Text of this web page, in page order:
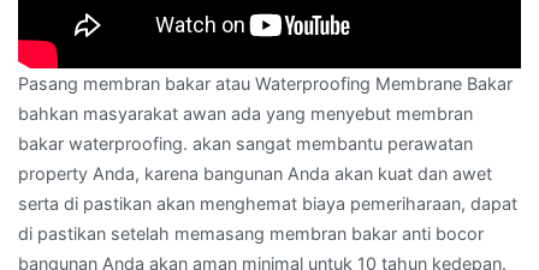
Pasang membran bakar atau Waterproofing Membrane Bakar
bahkan masyarakat awan ada yang menyebut membran
bakar waterproofing. akan sangat membantu perawatan
property Anda, karena bangunan Anda akan kuat dan awet
serta di pastikan akan menghemat biaya pemeriharaan, dapat
di pastikan setelah memasang membran bakar anti bocor
bangunan Anda akan aman minimal untuk 10 tahun kedepan.